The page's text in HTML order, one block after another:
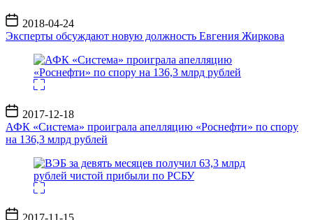
Дата
записи
2018-04-24
Эксперты обсуждают новую должность Евгения Жиркова
Дата
записи
2017-12-18
АФК «Система» проиграла апелляцию «Роснефти» по спору
на 136,3 млрд рублей
Дата